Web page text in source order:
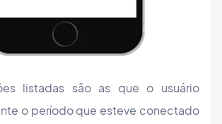
listadas são as que o usuário
o período que esteve conectado